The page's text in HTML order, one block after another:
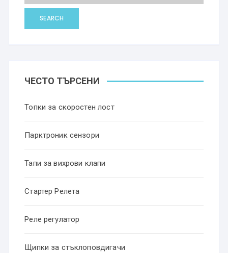
SEARCH
ЧЕСТО ТЪРСЕНИ
Топки за скоростен лост
Парктроник сензори
Тапи за вихрови клапи
Стартер Релета
Реле регулатор
Щипки за стъклоповдигачи